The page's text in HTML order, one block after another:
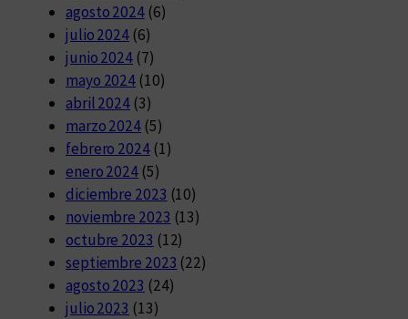
agosto 2024(6)
julio 2024 (6)
junio 2024 (7)
mayo 2024 (10)
abril 2024 (3)
marzo 2024 (5)
febrero 2024(1)
enero 2024 (5)
diciembre 2023 (10)
noviembre 2023 (13)
octubre 2023 (12)
septiembre 2023 (22)
agosto 2023 (24)
julio 2023 (13)